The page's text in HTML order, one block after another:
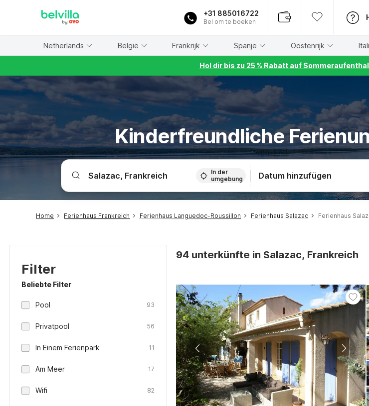
+31 885016722
Bel om te boeken
Netherlands België Frankrijk Spanje Oostenrijk
Hol dir bis zu 25 % Rabatt auf
Kinderfreundliche
In der
umgebung
Datum hinzufügen
Home Ferienhaus Frankreich Ferienhaus Languedoc-Roussillon Ferienhaus Salazac Ferienhaus
Filter
Beliebte Filter
Pool 93
Privatpool 56
In Einem Ferienpark 11
Am Meer 17
Wifi 82
94 unterkünfte in Salazac, Frankreich